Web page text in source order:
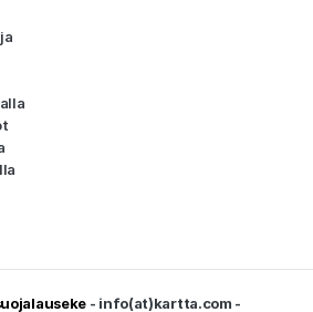
- info(at)kartta.com -